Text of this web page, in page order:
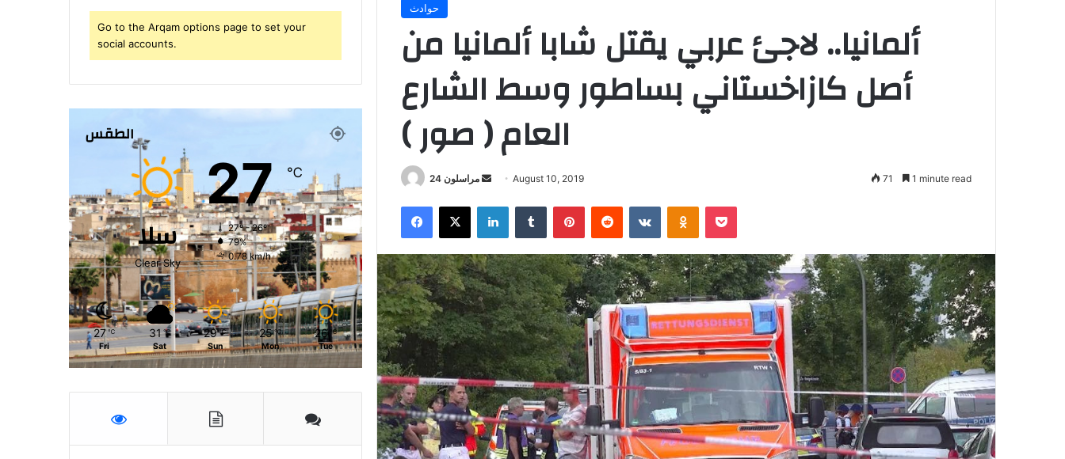
حوادث
ألمانيا.. لاجئ عربي يقتل شابا ألمانيا من
أصل كازاخستاني بساطور وسط الشارع
العام ( صور )
مراسلون 24
Send
email
August 10, 2019 71 1 minute read
Facebook
X LinkedInTumblr PinterestReddit VKontakteOdnoklassniki
Pocket
Go to the Arqam options page to set your
social accounts.
الطقس
سلا
Clear Sky
27℃
27º - 26º
79%
0.78 km/h
27 ℃
Fri
31 ℃
Sat
29 ℃
Sun
25 ℃
Mon
26 ℃
Tue